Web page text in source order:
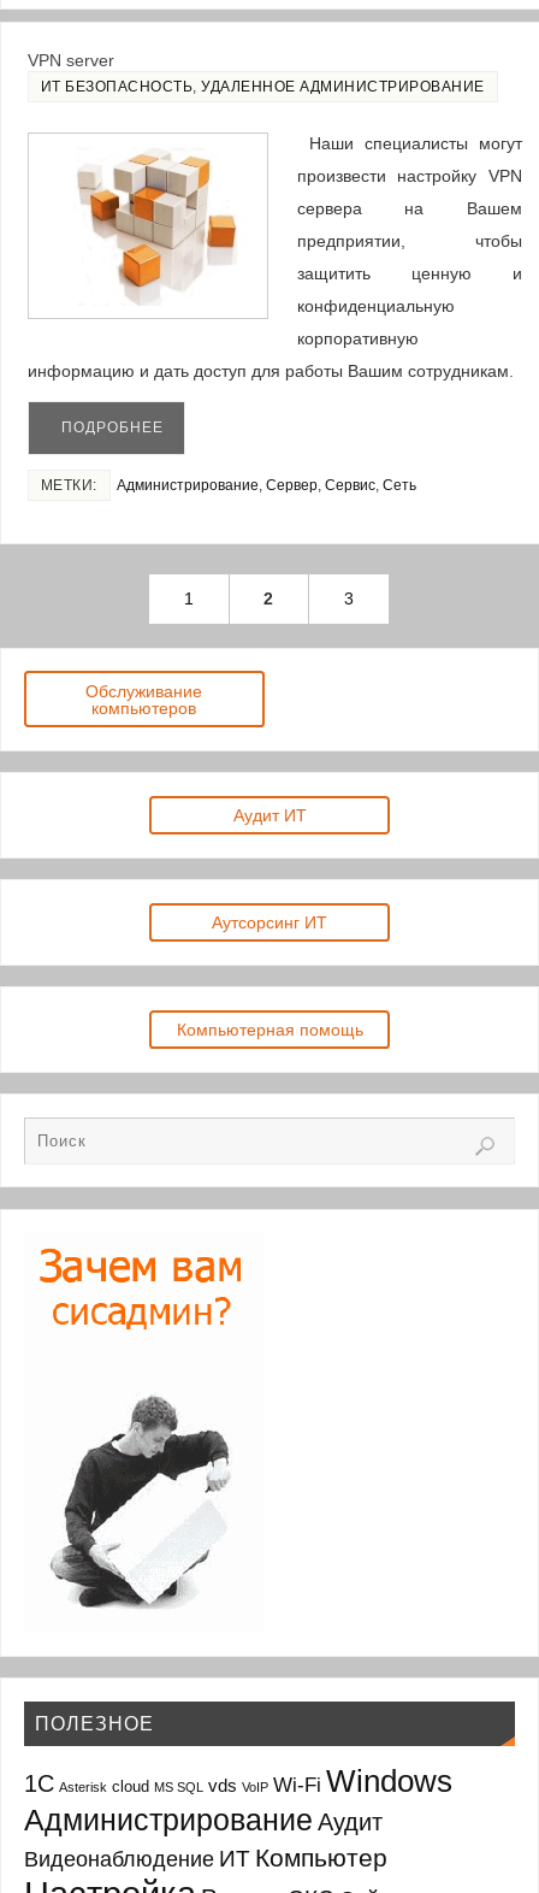
VPN server
ИТ БЕЗОПАСНОСТЬ ,УДАЛЕННОЕ АДМИНИСТРИРОВАНИЕ
Наши специалисты могут
произвести настройку VPN
сервера на Вашем
предприятии, чтобы
защитить ценную и
конфиденциальную
корпоративную
информацию и дать доступ для работы Вашим сотрудникам.
ПОДРОБНЕЕ
МЕТКИ: Администрирование, Сервер, Сервис, Сеть
1 2 3
Обслуживание
компьютеров
Аудит ИТ
Аутсорсинг ИТ
Компьютерная помощь
ПОЛЕЗНОЕ
1С Asterisk cloud MS SQL vds VoIP Wi-Fi Windows
Администрирование Аудит
Видеонаблюдение ИТ Компьютер